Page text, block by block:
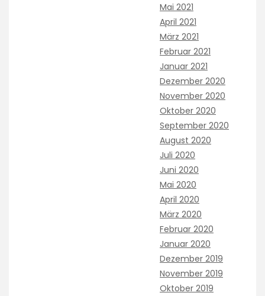
Mai 2021
April 2021
März 2021
Februar 2021
Januar 2021
Dezember 2020
November 2020
Oktober 2020
September 2020
August 2020
Juli 2020
Juni 2020
Mai 2020
April 2020
März 2020
Februar 2020
Januar 2020
Dezember 2019
November 2019
Oktober 2019